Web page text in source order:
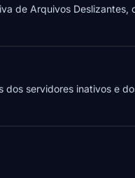
de Arquivos Deslizantes,
dos servidores inativos e